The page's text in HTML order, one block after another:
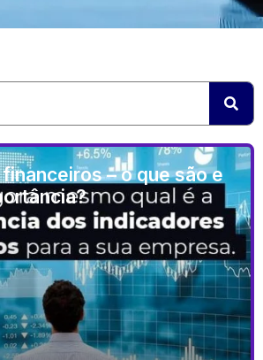
– o que são e